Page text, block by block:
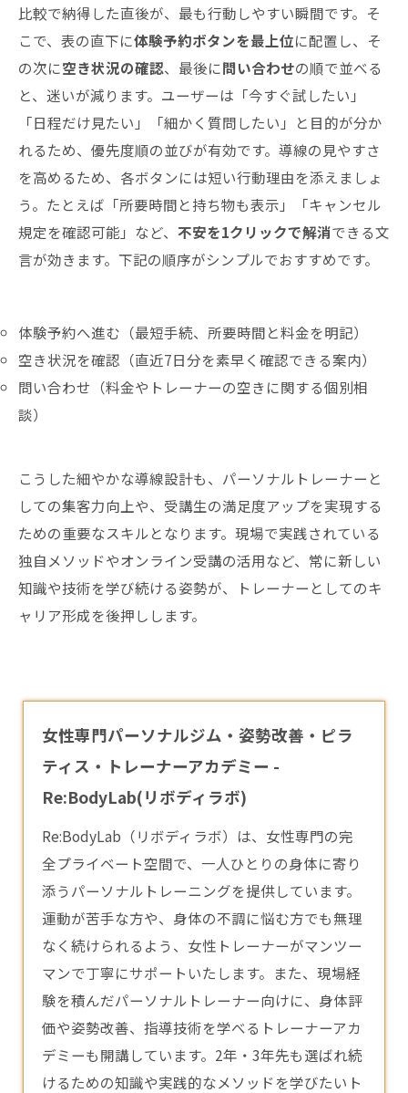
比較で納得した直後が、最も行動しやすい瞬間です。そ
こで、表の直下に体験予約ボタンを最上位に配置し、そ
の次に空き状況の確認、最後に問い合わせの順で並べる
と、迷いが減ります。ユーザーは「今すぐ試したい」
「日程だけ見たい」「細かく質問したい」と目的が分か
れるため、優先度順の並びが有効です。導線の見やすさ
を高めるため、各ボタンには短い行動理由を添えましょ
う。たとえば「所要時間と持ち物も表示」「キャンセル
規定を確認可能」など、 不安を1クリックで解消できる文
言が効きます。下記の順序がシンプルでおすすめです。
体験予約へ進む（最短手続、所要時間と料金を明記）
空き状況を確認（直近7日分を素早く確認できる案内）
問い合わせ（料金やトレーナーの空きに関する個別相
談）
こうした細やかな導線設計も、パーソナルトレーナーと
しての集客力向上や、受講生の満足度アップを実現する
ための重要なスキルとなります。現場で実践されている
独自メソッドやオンライン受講の活用など、常に新しい
知識や技術を学び続ける姿勢が、トレーナーとしてのキ
ャリア形成を後押しします。
女性専門パーソナルジム・姿勢改善・ピラ
ティス・トレーナーアカデミー -
Re:BodyLab(リボディラボ)
Re:BodyLab（リボディラボ）は、女性専門の完
全プライベート空間で、一人ひとりの身体に寄り
添うパーソナルトレーニングを提供しています。
運動が苦手な方や、身体の不調に悩む方でも無理
なく続けられるよう、女性 トレーナーがマンツー
マンで丁寧にサポートいたします。また、現場経
験を積んだパーソナルトレーナー向けに、身体評
価や姿勢改善、指導技術を学べるトレーナーアカ
デミーも開講しています。2年・3年先も選ばれ続
けるための知識や実践的なメソッドを学びたいト